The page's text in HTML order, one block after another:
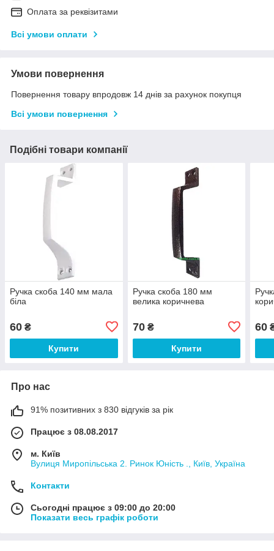
Оплата за реквізитами
Всі умови оплати
Умови повернення
Повернення товару впродовж 14 днів за рахунок покупця
Всі умови повернення
Подібні товари компанії
Ручка скоба 140 мм мала
біла
60 ₴
Купити
Ручка скоба 180 мм
велика коричнева
70₴
Купити
60
Про нас
91% позитивних з 830 відгуків за рік
Працює з 08.08.2017
м. Київ
Вулиця Миропільська 2. Ринок Юність ., Київ, Україна
Контакти
Сьогодні працює з 09:00 до 20:00
Показати весь графік роботи